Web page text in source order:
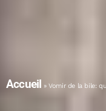
Accueil »Vomir de la bile: